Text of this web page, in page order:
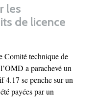
les
de licence
Comité technique de
a parachevé un
4.17 se penche sur un
payées par un